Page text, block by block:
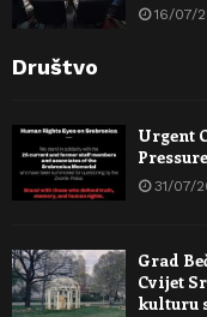
16/07/
Društvo
Urgent
31/07/
Grad
Cvijet
kulturu